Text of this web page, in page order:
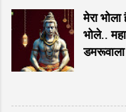
बिगड़ी किस्मत को जगा दे
भगव...
मेरा
भोले..
जी
नमः